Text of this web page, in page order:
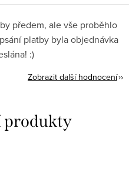
předem, ale vše proběhlo
platby byla objednávka
:)
Zobrazit další hodnocení
produkty